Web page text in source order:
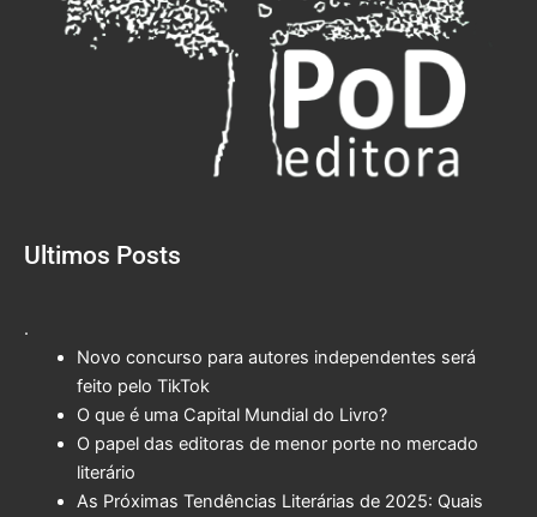
Ultimos Posts
.
Novo concurso para autores independentes será
feito pelo TikTok
O que é uma Capital Mundial do Livro?
O papel das editoras de menor porte no mercado
literário
As Próximas Tendências Literárias de 2025: Quais